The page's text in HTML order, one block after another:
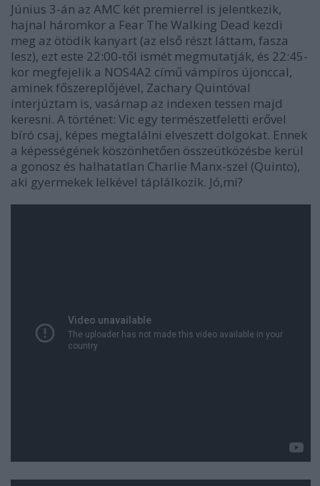
Június 3-án az AMC két premierrel is jelentkezik,
hajnal háromkor a Fear The Walking Dead kezdi
meg az ötödik kanyart (az első részt láttam, fasza
lesz), ezt este 22:00-től ismét megmutatják, és 22:45-
kor megfejelik a NOS4A2 című vámpíros újonccal,
aminek főszereplőjével, Zachary Quintóval
interjúztam is, vasárnap az indexen tessen majd
keresni. A történet: Vic egy természetfeletti erővel
bíró csaj, képes megtalálni elveszett dolgokat. Ennek
a képességének köszönhetően összeütközésbe kerül
a gonosz és halhatatlan Charlie Manx-szel (Quinto),
aki gyermekek lelkével táplálkozik. Jó,mi?